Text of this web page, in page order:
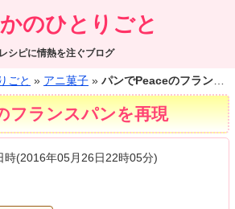
のひとりごと
シピに情熱を注ぐブログ
ごと » アニ菓子 » パンでPeaceのフランスパンを再現
フランスパンを再現
時(2016年05月26日22時05分)